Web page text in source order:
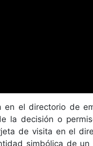
el directorio de
la decisión o
de visita en el
simbólica de